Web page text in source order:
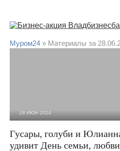
Муром24 » Материалы за
28 ИЮН 2024
Гусары, голуби и
удивит День семьи,